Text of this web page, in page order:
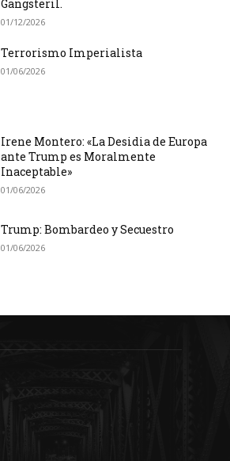
Gangsteril.
01/12/2026
Terrorismo Imperialista
01/06/2026
Irene Montero: «La Desidia de Europa
ante Trump es Moralmente
Inaceptable»
01/06/2026
Trump: Bombardeo y Secuestro
01/06/2026